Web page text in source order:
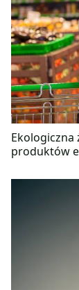
Ekologiczna
produktów